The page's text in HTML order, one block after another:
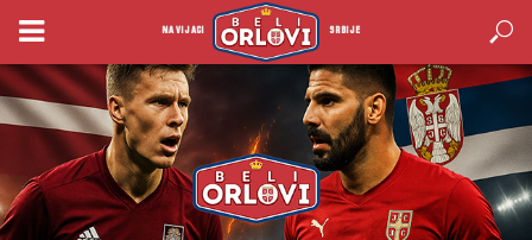
NAVIJACI SRBIJE